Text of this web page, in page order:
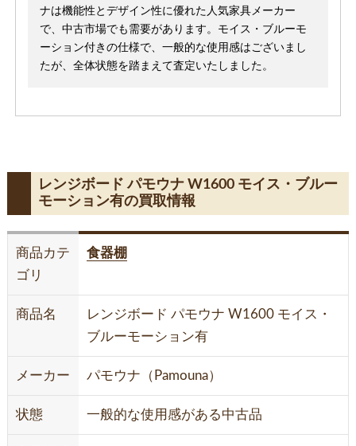
ナは機能性とデザイン性に優れた人気家具メーカー
で、中古市場でも需要があります。モイス・ブルーモ
ーション付きの仕様で、一般的な使用感はございまし
たが、全体状態を踏まえて査定いたしました。
レンジボード パモウナ W1600 モイス・ブルー
モーション有の買取情報
商品カテ
ゴリ
食器棚
商品名
レンジボード パモウナ W1600 モイス・
ブルーモーション有
メーカー パモウナ（Pamouna）
状態 一般的な使用感がある中古品